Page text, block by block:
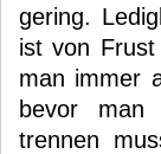
gering.
ist von
man immer
bevor
trennen